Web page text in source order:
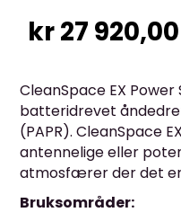
kr27 920,00
CleanSpace EX
batteridrevet
(PAPR). CleanSpace
antennelige eller
atmosfærer der det
Bruksområder: